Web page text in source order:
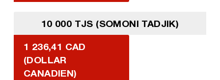
10 000 TJS (SOMONI TADJIK)
1 236,41 CAD
(DOLLAR
CANADIEN)